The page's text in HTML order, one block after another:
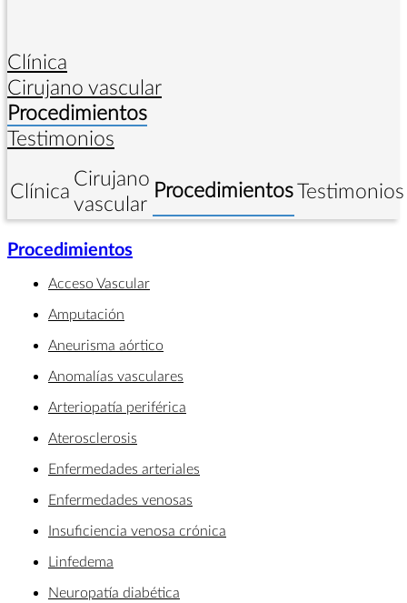
Clínica
Cirujano vascular
Procedimientos
Testimonios
Clínica Cirujano
vascular
ProcedimientosTestimonios
Procedimientos
Acceso Vascular
Amputación
Aneurisma aórtico
Anomalías vasculares
Arteriopatía periférica
Aterosclerosis
Enfermedades arteriales
Enfermedades venosas
Insuficiencia venosa crónica
Linfedema
Neuropatía diabética